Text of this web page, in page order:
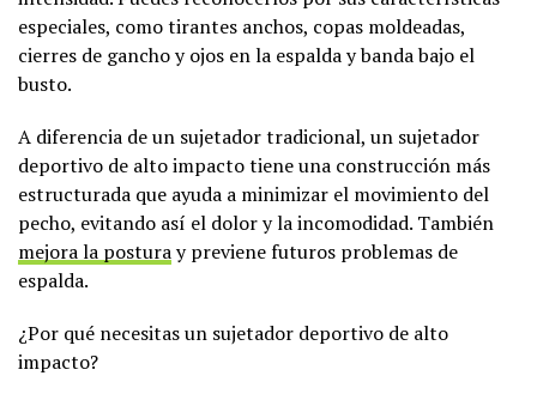
especiales, como tirantes anchos, copas moldeadas,
cierres de gancho y ojos en la espalda y banda bajo el
busto.
A diferencia de un sujetador tradicional, un sujetador
deportivo de alto impacto tiene una construcción más
estructurada que ayuda a minimizar el movimiento del
pecho, evitando así el dolor y la incomodidad. También
mejora la posturay previene futuros problemas de
espalda.
¿Por qué necesitas un sujetador deportivo de alto
impacto?